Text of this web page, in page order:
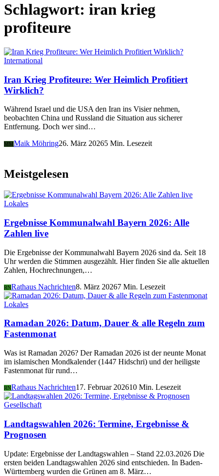
Schlagwort: iran krieg
profiteure
International
Iran Krieg Profiteure: Wer Heimlich Profitiert
Wirklich?
Während Israel und die USA den Iran ins Visier nehmen,
beobachten China und Russland die Situation aus sicherer
Entfernung. Doch wer sind…
MM Maik Möhring26. März 20265 Min. Lesezeit
Meistgelesen
Lokales
Ergebnisse Kommunalwahl Bayern 2026: Alle
Zahlen live
Die Ergebnisse der Kommunalwahl Bayern 2026 sind da. Seit 18
Uhr werden die Stimmen ausgezählt. Hier finden Sie alle aktuellen
Zahlen, Hochrechnungen,…
RNRathaus Nachrichten8. März 20267 Min. Lesezeit
Lokales
Ramadan 2026: Datum, Dauer & alle Regeln zum
Fastenmonat
Was ist Ramadan 2026? Der Ramadan 2026 ist der neunte Monat
im islamischen Mondkalender (1447 Hidschri) und der heiligste
Fastenmonat für rund…
RNRathaus Nachrichten17. Februar 202610 Min. Lesezeit
Gesellschaft
Landtagswahlen 2026: Termine, Ergebnisse &
Prognosen
Update: Ergebnisse der Landtagswahlen – Stand 22.03.2026 Die
ersten beiden Landtagswahlen 2026 sind entschieden. In Baden-
Württemberg wurden die Grünen am 8. März…